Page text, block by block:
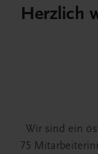
Herzlich
Wir sind ein
75